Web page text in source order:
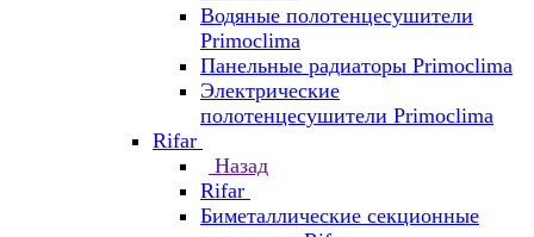
Водяные полотенцесушители
Primoclima
Панельные радиаторы Primoclima
Электрические
полотенцесушители Primoclima
Rifar
Назад
Rifar
Биметаллические секционные